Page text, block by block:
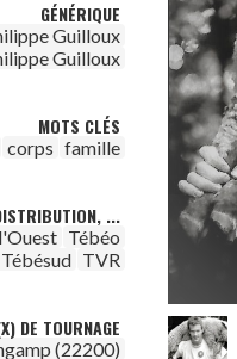
GÉNÉRIQUE
Guilloux
Guilloux
MOTS CLÉS
corps famille
...
Tébéo
Tébésud TVR
DE TOURNAGE
(22200)